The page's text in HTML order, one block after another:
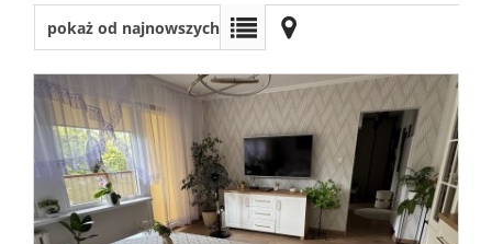
Domy
Dzialki
pokaż od najnowszych